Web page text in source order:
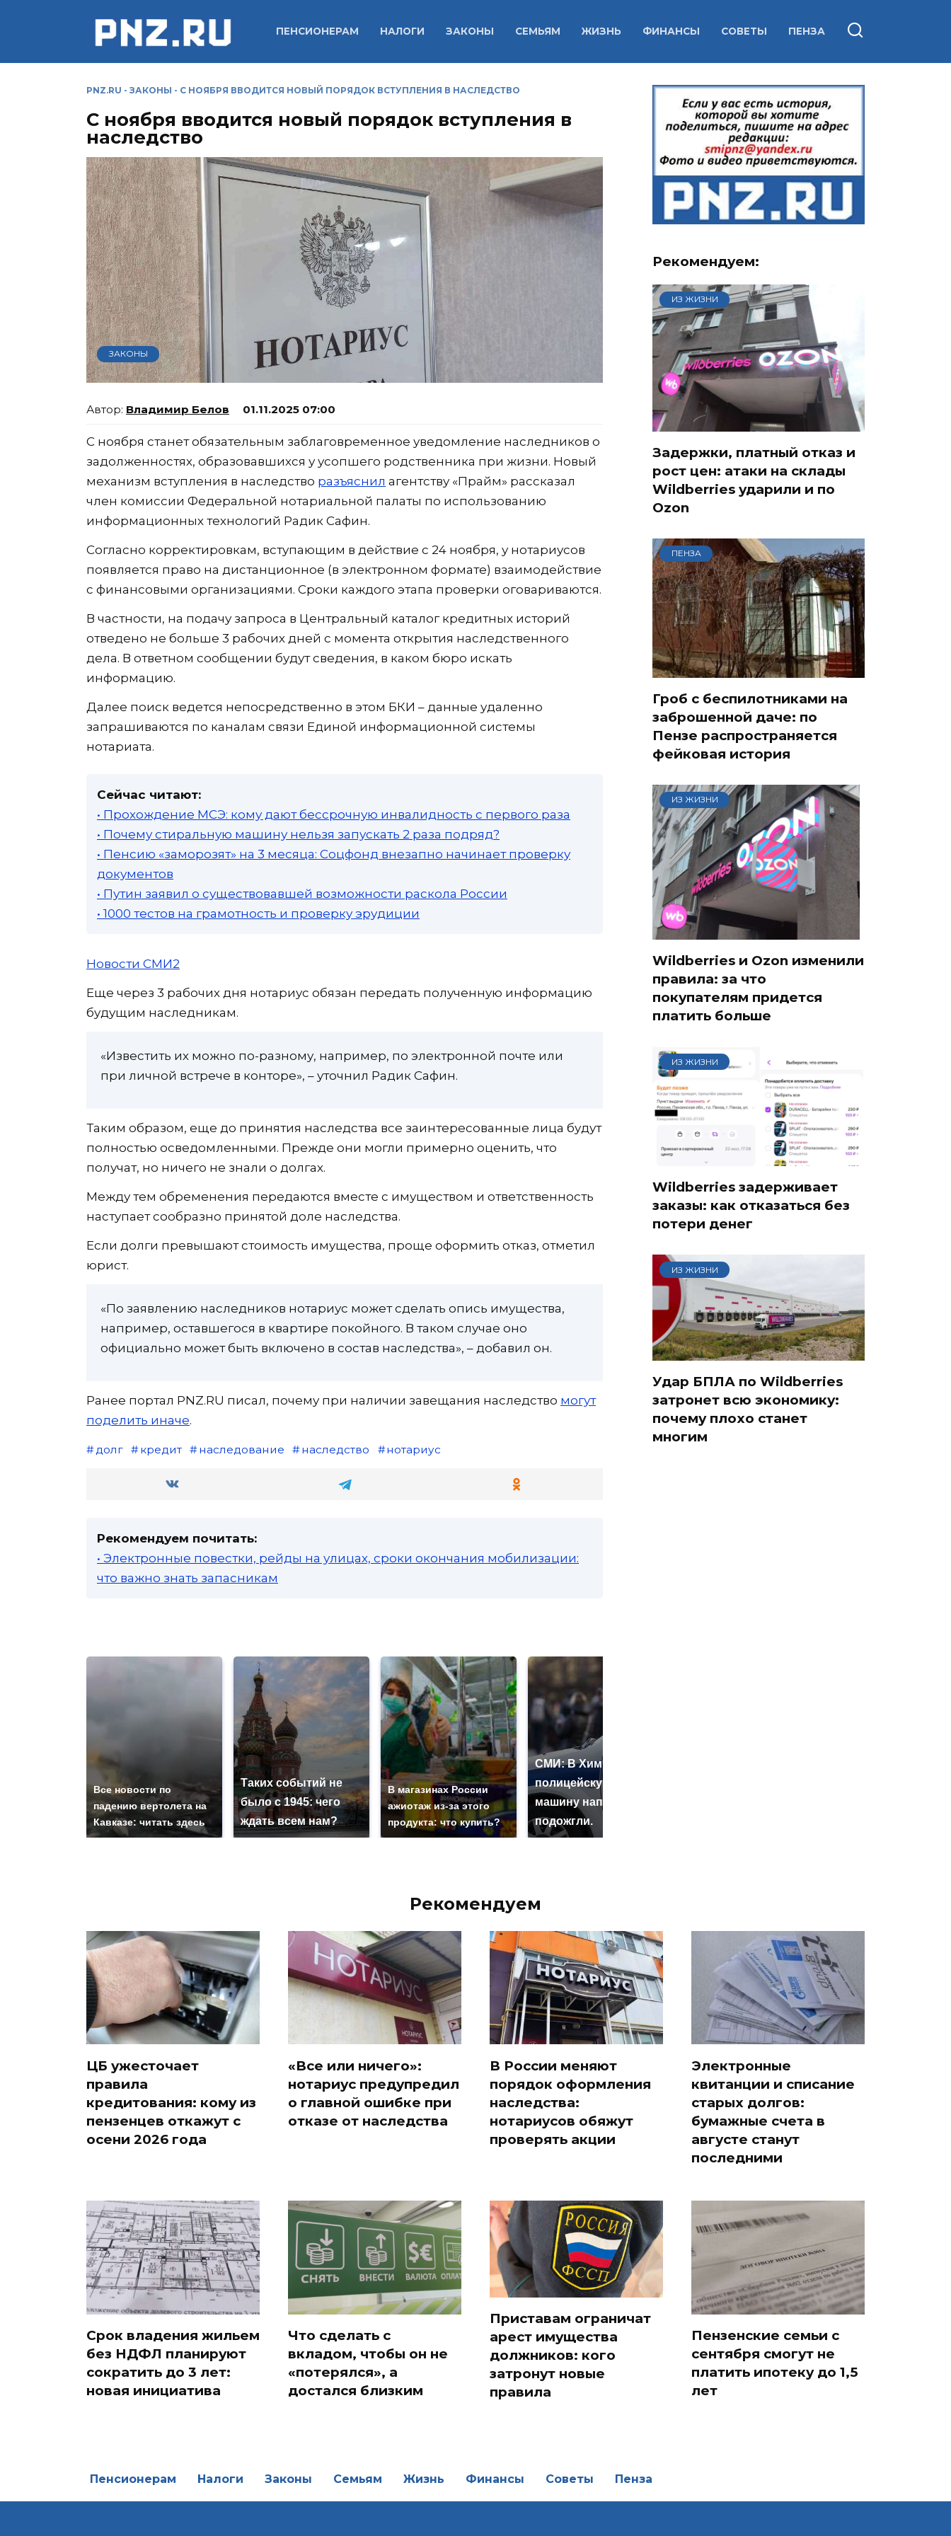
ПЕНСИОНЕРАМ НАЛОГИ ЗАКОНЫ СЕМЬЯМ ЖИЗНЬ ФИНАНСЫ СОВЕТЫ ПЕНЗА
PNZ.RU - ЗАКОНЫ - С НОЯБРЯ ВВОДИТСЯ НОВЫЙ ПОРЯДОК ВСТУПЛЕНИЯ В НАСЛЕДСТВО
С ноября вводится новый порядок вступления в
наследство
ЗАКОНЫ
Владимир Белов 01.11.2025 07:00
С ноября станет обязательным заблаговременное уведомление наследников о
задолженностях, образовавшихся у усопшего родственника при жизни. Новый
механизм вступления в наследство разъяснил агентству «Прайм» рассказал
член комиссии Федеральной нотариальной палаты по использованию
информационных технологий Радик Сафин.
Согласно корректировкам, вступающим в действие с 24 ноября, у нотариусов
появляется право на дистанционное (в электронном формате) взаимодействие
с финансовыми организациями. Сроки каждого этапа проверки оговариваются.
В частности, на подачу запроса в Центральный каталог кредитных историй
отведено не больше 3 рабочих дней с момента открытия наследственного
дела. В ответном сообщении будут сведения, в каком бюро искать
информацию.
Далее поиск ведется непосредственно в этом БКИ – данные удаленно
запрашиваются по каналам связи Единой информационной системы
нотариата.
Сейчас читают:
• Прохождение МСЭ: кому дают бессрочную инвалидность с первого раза
• Почему стиральную машину нельзя запускать 2 раза подряд?
• Пенсию «заморозят» на 3 месяца: Соцфонд внезапно начинает проверку
документов
• Путин заявил о существовавшей возможности раскола России
• 1000 тестов на грамотность и проверку эрудиции
Новости СМИ2
Еще через 3 рабочих дня нотариус обязан передать полученную информацию
будущим наследникам.
«Известить их можно по-разному, например, по электронной почте или
при личной встрече в конторе», – уточнил Радик Сафин.
Таким образом, еще до принятия наследства все заинтересованные лица будут
полностью осведомленными. Прежде они могли примерно оценить, что
получат, но ничего не знали о долгах.
Между тем обременения передаются вместе с имуществом и ответственность
наступает сообразно принятой доле наследства.
Если долги превышают стоимость имущества, проще оформить отказ, отметил
юрист.
«По заявлению наследников нотариус может сделать опись имущества,
например, оставшегося в квартире покойного. В таком случае оно
официально может быть включено в состав наследства», – добавил он.
Ранее портал PNZ.RU писал, почему при наличии завещания наследство могут
поделить иначе.
долг кредит наследование наследство нотариус
Рекомендуем почитать:
• Электронные повестки, рейды на улицах, сроки окончания мобилизации:
что важно знать запасникам
Все новости по
падению вертолета на
Кавказе: читать здесь
Таких событий не
было с 1945: чего
ждать всем нам?
В магазинах России
ажиотаж из-за этого
продукта: что купить?
СМИ: В Химках на
полицейскую
машину напали и
подожгли.
Рекомендуем:
ИЗ ЖИЗНИ
Задержки, платный отказ и
рост цен: атаки на склады
Wildberries ударили и по
Ozon
ПЕНЗА
Гроб с беспилотниками на
заброшенной даче: по
Пензе распространяется
фейковая история
ИЗ ЖИЗНИ
Wildberries и Ozon изменили
правила: за что
покупателям придется
платить больше
ИЗ ЖИЗНИ
Wildberries задерживает
заказы: как отказаться без
потери денег
ИЗ ЖИЗНИ
Удар БПЛА по Wildberries
затронет всю экономику:
почему плохо станет
многим
Рекомендуем
ЦБ ужесточает
правила
кредитования: кому из
пензенцев откажут с
осени 2026 года
«Все или ничего»:
нотариус предупредил
о главной ошибке при
отказе от наследства
В России меняют
порядок оформления
наследства:
нотариусов обяжут
проверять акции
Электронные
квитанции и списание
старых долгов:
бумажные счета в
августе станут
последними
Срок владения жильем
без НДФЛ планируют
сократить до 3 лет:
новая инициатива
Что сделать с
вкладом, чтобы он не
«потерялся», а
достался близким
Приставам ограничат
арест имущества
должников: кого
затронут новые
правила
Пензенские семьи с
сентября смогут не
платить ипотеку до 1,5
лет
Пенсионерам Налоги Законы Семьям Жизнь Финансы Советы Пенза